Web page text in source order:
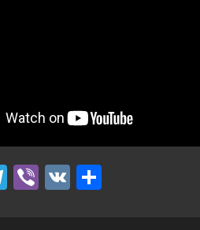
Telegram
Viber
VK